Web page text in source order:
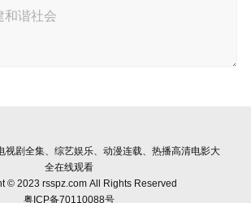
视剧全集、综艺娱乐、动漫连载、热播高清电影大
全在线观看
© 2023 rsspz.com All Rights Reserved
粤ICP备70110088号